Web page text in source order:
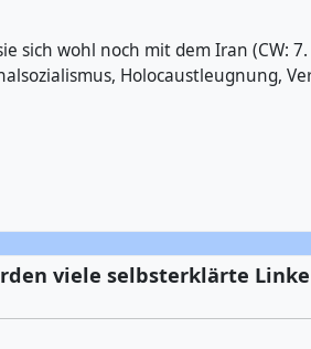
sich wohl noch mit dem Iran (CW: 7.
Holocaustleugnung,
viele selbsterklärte